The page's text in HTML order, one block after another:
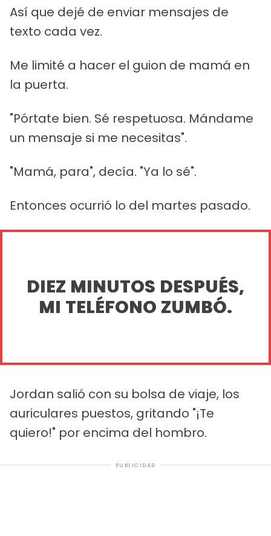
Así que dejé de enviar mensajes de
texto cada vez.
Me limité a hacer el guion de mamá en
la puerta.
"Pórtate bien. Sé respetuosa. Mándame
un mensaje si me necesitas".
"Mamá, para", decía. "Ya lo sé".
Entonces ocurrió lo del martes pasado.
DIEZ MINUTOS DESPUÉS,
MI TELÉFONO ZUMBÓ.
Jordan salió con su bolsa de viaje, los
auriculares puestos, gritando "¡Te
quiero!" por encima del hombro.
PUBLICIDAD